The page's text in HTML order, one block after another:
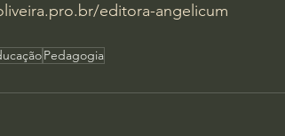
editora-angelicum
Pedagogia